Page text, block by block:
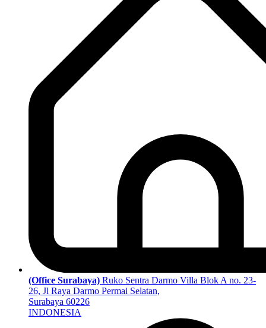
(Office Surabaya) Ruko Sentra Darmo Villa Blok A no. 23-
26, Jl Raya Darmo Permai Selatan,
Surabaya 60226
INDONESIA